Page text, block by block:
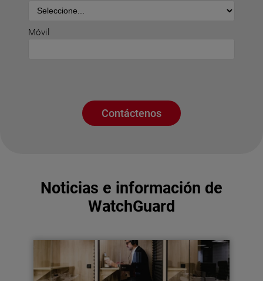
Móvil
Contáctenos
Noticias e información de
WatchGuard